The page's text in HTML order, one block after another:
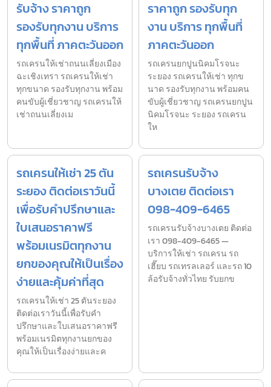
รับจ้าง ราคาถูก
รองรับทุกงาน บริการ
ทุกพื้นที่ ภาคตะวันออก
รถเครนให้เช่าถนนเลี่ยงเมือง
ฉะเชิงเทรา รถเครนให้เช่า
ทุกขนาด รองรับทุกงาน พร้อม
คนขับผู้เชี่ยวชาญ รถเครนให้
เช่าถนนเลี่ยงเม
ราคาถูก รองรับทุก
งาน บริการ ทุกพื้นที่
ภาคตะวันออก
รถเครนยกปูนนิคมโรจนะ
ระยอง รถเครนให้เช่า ทุกข
นาด รองรับทุกงาน พร้อมคน
ขับผู้เชี่ยวชาญ รถเครนยกปูน
นิคมโรจนะ ระยอง รถเครน
ให
รถเครนให้เช่า 25 ตัน
ระยอง ติดต่อเราวันนี้
เพื่อรับคำปรึกษาและ
ใบเสนอราคาฟรี
พร้อมเนรมิตทุกงาน
ยกของคุณให้เป็นเรื่อง
ง่ายและคุ้มค่าที่สุด
รถเครนให้เช่า 25 ตันระยอง
ติดต่อเราวันนี้เพื่อรับคำ
ปรึกษาและใบเสนอราคาฟรี
พร้อมเนรมิตทุกงานยกของ
คุณให้เป็นเรื่องง่ายและค
รถเครนรับจ้าง
บางเตย ติดต่อเรา
098-409-6465
รถเครนรับจ้างบางเตย ติดต่อ
เรา 098-409-6465 —
บริการให้เช่า รถเครน รถ
เฮี๊ยบ รถเทรลเลอร์ และรถ 10
ล้อรับจ้างทั่วไทย รับยกข